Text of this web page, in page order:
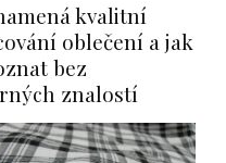
kvalitní
oblečení a jak
bez
znalostí